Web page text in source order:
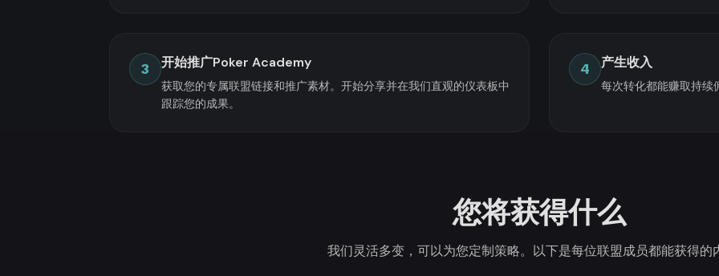
3 开始推广Poker Academy
获取您的专属联盟链接和推广素材。开始分享并在我们直观的仪表板中
跟踪您的成果。
4 产生收入
每次转化都能赚取持
您将获得什么
我们灵活多变，可以为您定制策略。以下是每位联盟成员都能获得的